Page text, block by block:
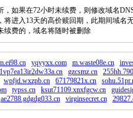
，如果在72小时未续费，则修改域名
将进入13天的高价赎回期，此期间域名
续费的，域名将随时被删除
yqyyxx.com m.waste08e.cn
gzcsmz.cn
wpfjd.wxzpb.cn 67179821x.cn
typss.cn ksut71109.xnxfgcw.cn
ae2788.gdgdg033.cn virginsecret.cn